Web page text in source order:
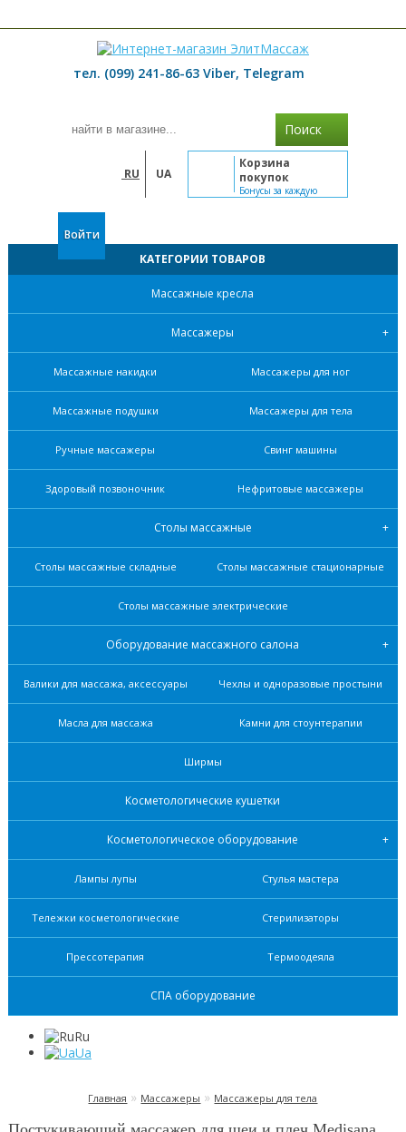
тел. (099) 241-86-63 Viber, Telegram
Поиск
RU UA
Корзина
покупок
Бонусы за каждую
покупку
Войти
КАТЕГОРИИ ТОВАРОВ
Массажные кресла
Массажеры
Массажные накидки Массажеры для ног
Массажные подушки Массажеры для тела
Ручные массажеры Свинг машины
Здоровый позвоночник Нефритовые масcажеры
Столы массажные
Столы массажные складные Столы массажные стационарные
Столы массажные электрические
Оборудование массажного салона
Валики для массажа, аксессуары Чехлы и одноразовые простыни
Масла для массажа Камни для стоунтерапии
Ширмы
Косметологические кушетки
Косметологическое оборудование
Лампы лупы Стулья мастера
Тележки косметологические Стерилизаторы
Прессотерапия Термоодеяла
СПА оборудование
Ru
Ua
Главная » Массажеры » Массажеры для тела